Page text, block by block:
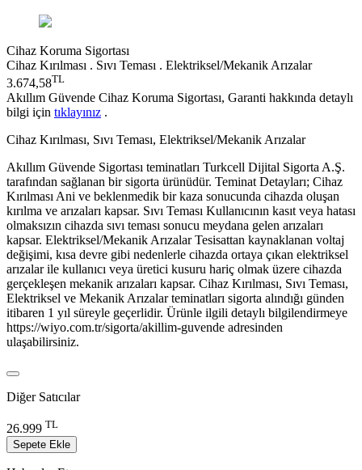
Cihaz Koruma Sigortası
Cihaz Kırılması . Sıvı Teması . Elektriksel/Mekanik Arızalar
3.674,58TL
Akıllım Güvende Cihaz Koruma Sigortası, Garanti hakkında detaylı
bilgi için tıklayınız .
Cihaz Kırılması, Sıvı Teması, Elektriksel/Mekanik Arızalar
Akıllım Güvende Sigortası teminatları Turkcell Dijital Sigorta A.Ş.
tarafından sağlanan bir sigorta ürünüdür. Teminat Detayları; Cihaz
Kırılması Ani ve beklenmedik bir kaza sonucunda cihazda oluşan
kırılma ve arızaları kapsar. Sıvı Teması Kullanıcının kasıt veya hatası
olmaksızın cihazda sıvı teması sonucu meydana gelen arızaları
kapsar. Elektriksel/Mekanik Arızalar Tesisattan kaynaklanan voltaj
değişimi, kısa devre gibi nedenlerle cihazda ortaya çıkan elektriksel
arızalar ile kullanıcı veya üretici kusuru hariç olmak üzere cihazda
gerçekleşen mekanik arızaları kapsar. Cihaz Kırılması, Sıvı Teması,
Elektriksel ve Mekanik Arızalar teminatları sigorta alındığı günden
itibaren 1 yıl süreyle geçerlidir. Ürünle ilgili detaylı bilgilendirmeye
https://wiyo.com.tr/sigorta/akillim-guvende adresinden
ulaşabilirsiniz.
Diğer Satıcılar
26.999 TL
Sepete Ekle